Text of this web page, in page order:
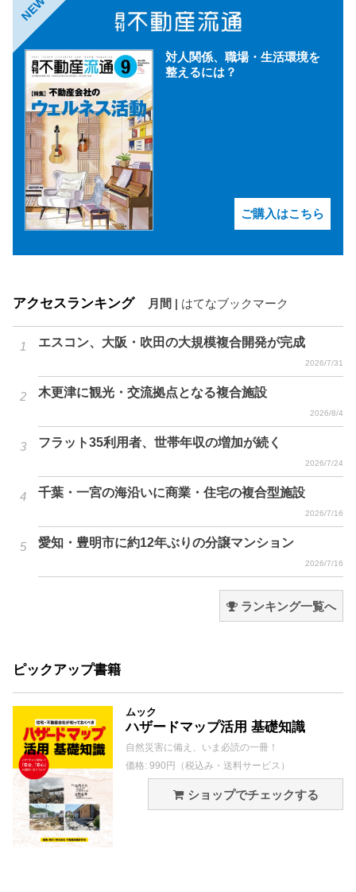
NEW
対人関係、職場・生活環境を
整えるには？
ご購入はこちら
アクセスランキング 月間 はてなブックマーク
エスコン、大阪・吹田の大規模複合開発が完成
2026/7/31
木更津に観光・交流拠点となる複合施設
2026/8/4
フラット35利用者、世帯年収の増加が続く
2026/7/24
千葉・一宮の海沿いに商業・住宅の複合型施設
2026/7/16
愛知・豊明市に約12年ぶりの分譲マンション
2026/7/16
ランキング一覧へ
ピックアップ書籍
ムック
ハザードマップ活用 基礎知識
自然災害に備え、いま必読の一冊！
価格: 990円（税込み・送料サービス）
ショップでチェックする